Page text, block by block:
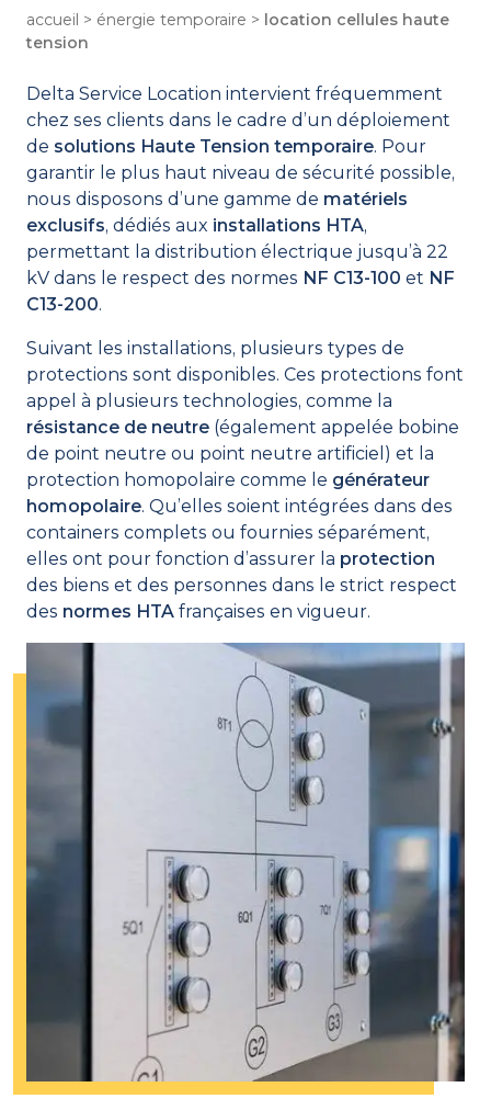
Strasbourg
Tours
Bordeaux
Notre Plaquette
Qui Sommes-Nous ?
Des Métiers Pour Tous
Notre École de Formation
Nous Rejoindre
accueil > énergie temporaire > location cellules haute
tension
Delta Service Location intervient fréquemment
chez ses clients dans le cadre d’un déploiement
de solutions Haute Tension temporaire. Pour
garantir le plus haut niveau de sécurité possible,
nous disposons d’une gamme de matériels
exclusifs, dédiés aux installations HTA,
permettant la distribution électrique jusqu’à 22
kV dans le respect des normes NF C13-100 et NF
C13-200.
Suivant les installations, plusieurs types de
protections sont disponibles. Ces protections font
appel à plusieurs technologies, comme la
résistance de neutre (également appelée bobine
de point neutre ou point neutre artificiel) et la
protection homopolaire comme le générateur
homopolaire. Qu’elles soient intégrées dans des
containers complets ou fournies séparément,
elles ont pour fonction d’assurer la protection
des biens et des personnes dans le strict respect
des normes HTA françaises en vigueur.